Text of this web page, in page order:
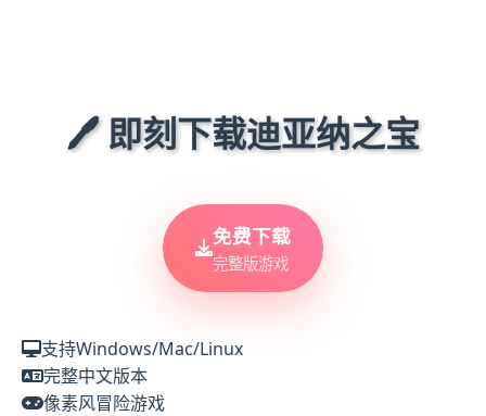
🖊️ 即刻下载迪亚纳之宝
免费下载
完整版游戏
支持Windows/Mac/Linux
完整中文版本
像素风冒险游戏